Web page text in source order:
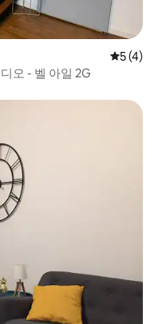
평점 5점
5 (4)
오 - 벨 아일 2G